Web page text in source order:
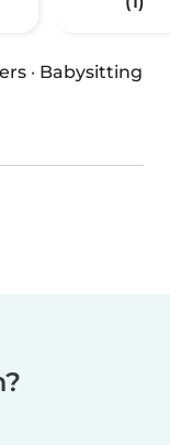
· Babysitting